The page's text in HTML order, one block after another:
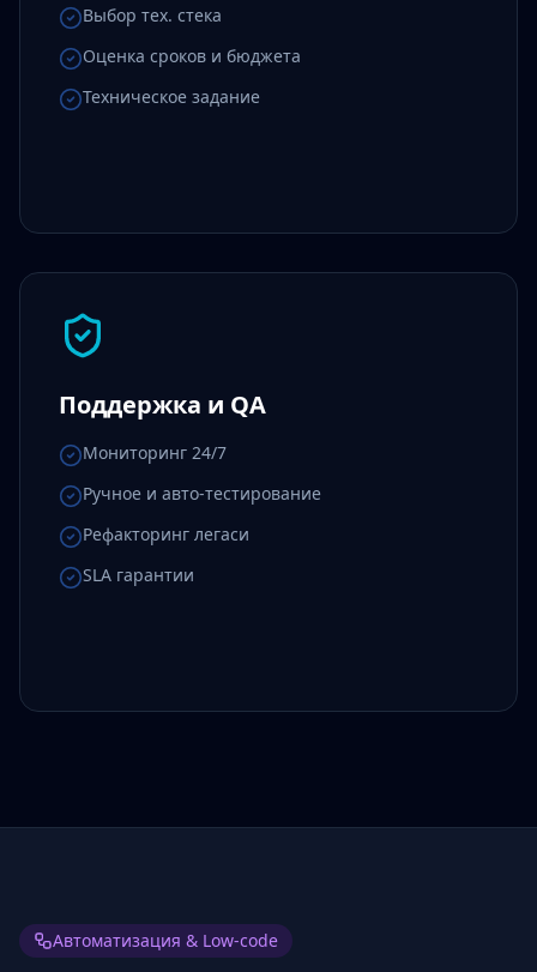
Выбор тех. стека
Оценка сроков и бюджета
Техническое задание
Поддержка и QA
Мониторинг 24/7
Ручное и авто-тестирование
Рефакторинг легаси
SLA гарантии
Автоматизация & Low-code